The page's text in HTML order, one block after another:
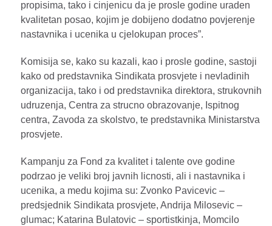
propisima, tako i cinjenicu da je prosle godine uraden
kvalitetan posao, kojim je dobijeno dodatno povjerenje
nastavnika i ucenika u cjelokupan proces”.
Komisija se, kako su kazali, kao i prosle godine, sastoji
kako od predstavnika Sindikata prosvjete i nevladinih
organizacija, tako i od predstavnika direktora, strukovnih
udruzenja, Centra za strucno obrazovanje, Ispitnog
centra, Zavoda za skolstvo, te predstavnika Ministarstva
prosvjete.
Kampanju za Fond za kvalitet i talente ove godine
podrzao je veliki broj javnih licnosti, ali i nastavnika i
ucenika, a medu kojima su: Zvonko Pavicevic –
predsjednik Sindikata prosvjete, Andrija Milosevic –
glumac; Katarina Bulatovic – sportistkinja, Momcilo